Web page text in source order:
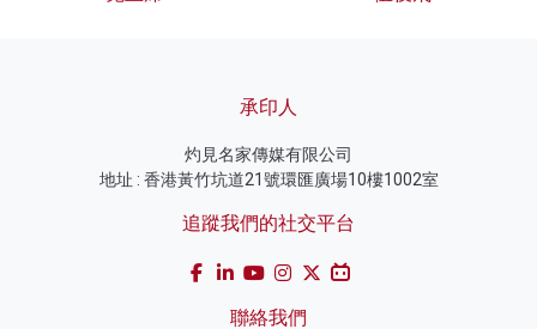
承印人
灼見名家傳媒有限公司
地址 : 香港黃竹坑道21號環匯廣場10樓1002室
追蹤我們的社交平台
聯絡我們